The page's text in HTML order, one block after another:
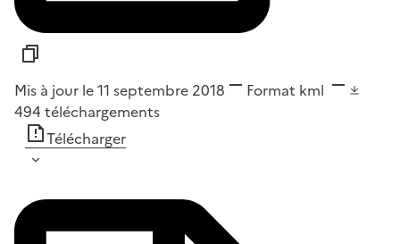
Mis à jour le 11 septembre 2018 Format kml
494 téléchargements
Télécharger